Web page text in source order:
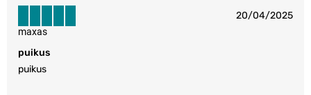
20/04/2025
puikus
puikus
maxas